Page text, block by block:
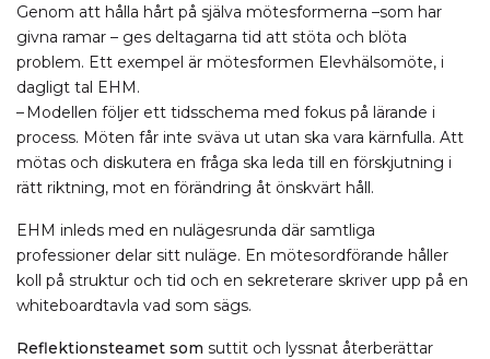
Genom att hålla hårt på själva mötesformerna –som har
givna ramar – ges deltagarna tid att stöta och blöta
problem. Ett exempel är mötesformen Elevhälsomöte, i
dagligt tal EHM.
– Modellen följer ett tidsschema med fokus på lärande i
process. Möten får inte sväva ut utan ska vara kärnfulla. Att
mötas och diskutera en fråga ska leda till en förskjutning i
rätt riktning, mot en förändring åt önskvärt håll.
EHM inleds med en nulägesrunda där samtliga
professioner delar sitt nuläge. En mötesordförande håller
koll på struktur och tid och en sekreterare skriver upp på en
whiteboardtavla vad som sägs.
Reflektionsteamet som suttit och lyssnat återberättar